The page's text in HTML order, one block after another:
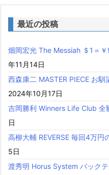
最近の投稿
畑岡宏光 The Messiah ＄1＝￥
年11月14日
西森康二 MASTER PIECE お
2024年10月17日
吉岡勝利 Winners Life Club 全
日
高柳大輔 REVERSE 毎回4万
5日
渡秀明 Horus System バック